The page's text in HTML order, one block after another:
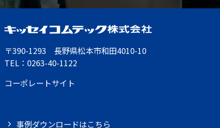
〒390-1293 長野県松本市和田4010-10
TEL： 0263-40-1122
コーポレートサイト
事例ダウンロードはこちら